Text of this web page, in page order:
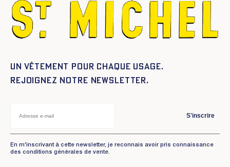
Un vêtement pour chaque usage.
Rejoignez notre newsletter.
S'inscrire
En m'inscrivant à cette newsletter, je reconnais avoir pris connaissance
des conditions générales de vente.